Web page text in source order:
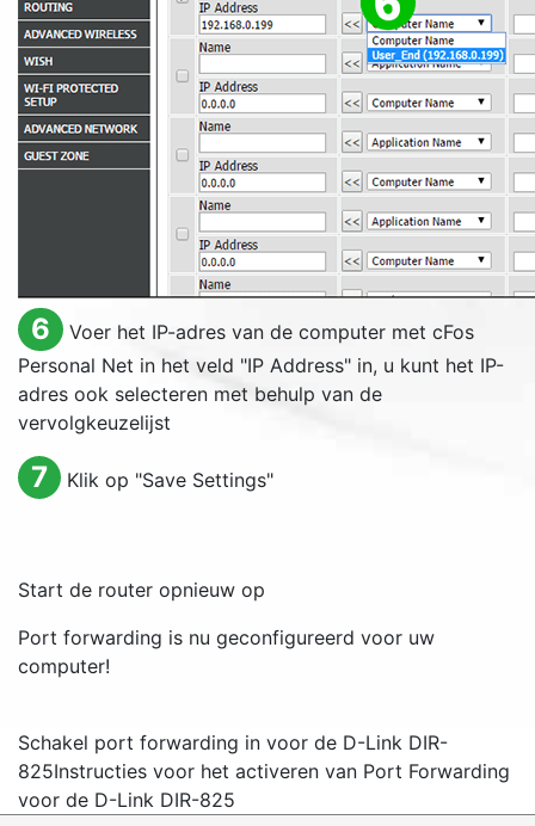
6
Voer het IP-adres van de computer met cFos
Personal Net in het veld "IP Address" in, u kunt het IP-
adres ook selecteren met behulp van de
vervolgkeuzelijst
7 Klik op "Save Settings"
Start de router opnieuw op
Port forwarding is nu geconfigureerd voor uw
computer!
Schakel port forwarding in voor de D-Link DIR-
825Instructies voor het activeren van Port Forwarding
voor de D-Link DIR-825